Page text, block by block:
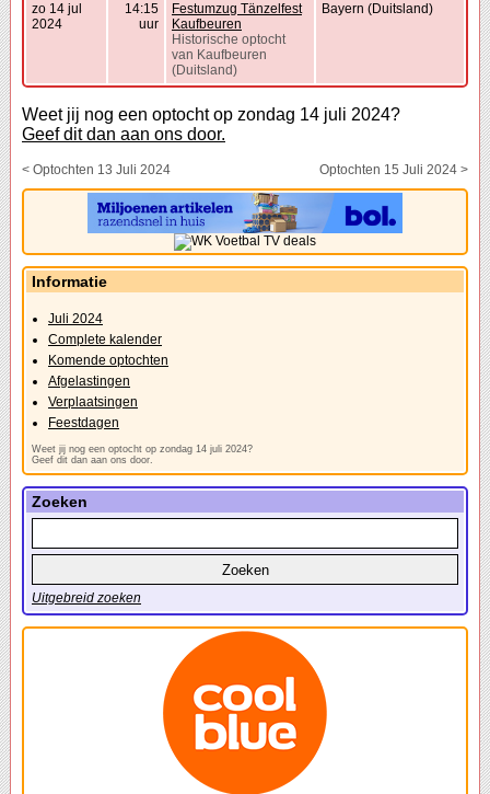
zo 14 jul
2024
14:15
uur
Festumzug Tänzelfest
Kaufbeuren
Historische optocht
van Kaufbeuren
(Duitsland)
Bayern (Duitsland)
Weet jij nog een optocht op zondag 14 juli 2024?
Geef dit dan aan ons door.
< Optochten 13 Juli 2024 Optochten 15 Juli 2024 >
Informatie
Juli 2024
Complete kalender
Komende optochten
Afgelastingen
Verplaatsingen
Feestdagen
Weet jij nog een optocht op zondag 14 juli 2024?
Geef dit dan aan ons door.
Zoeken
Uitgebreid zoeken